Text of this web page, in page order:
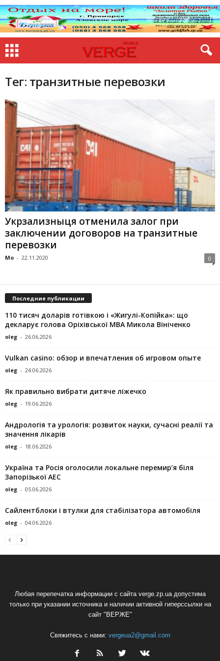
Тег: транзитные перевозки
Укрзализныця отменила залог при
заключении договоров на транзитные
перевозки
Mo - 22.11.2020 0
Последние публикации
110 тисяч доларів готівкою і «Жигулі-Копійка»: що
декларує голова Оріхівської МВА Микола Вініченко
oleg - 26.06.2026
Vulkan casino: обзор и впечатления об игровом опыте
oleg - 24.06.2026
Як правильно вибрати дитяче ліжечко
oleg - 19.06.2026
Андрологія та урологія: розвиток науки, сучасні реалії та
значення лікарів
oleg - 18.06.2026
Україна та Росія оголосили локальне перемир’я біля
Запорізької АЕС
oleg - 05.06.2026
Сайлентблоки і втулки для стабілізатора автомобіля
oleg - 04.06.2026
Любая перепечатка информации с сайта verge.zp.ua допустима
только при указании источника и наличии активной гиперссылки на
сайт "ВЕРЖЕ"
Свяжитесь с нами: vergeua2@gmail.com